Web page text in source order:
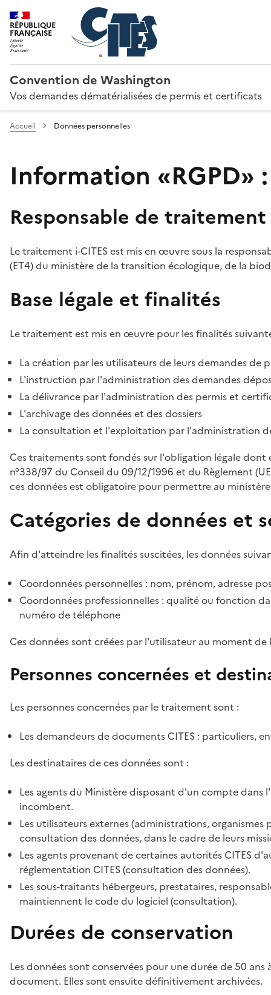
RÉPUBLIQUE
FRANÇAISE
Convention de Washington
Vos demandes dématérialisées de permis et certificats
Accueil Données personnelles
Information «RGPD»
Responsable de traitement
Le traitement i-CITES est mis en œuvre sous la
(ET4) du ministère de la transition écologique, de la
Base légale et finalités
Le traitement est mis en œuvre pour les finalités
La création par les utilisateurs de leurs demandes
L'instruction par l'administration des demandes
La délivrance par l'administration des permis et
L'archivage des données et des dossiers
La consultation et l'exploitation par l'administration
Ces traitements sont fondés sur l'obligation légale
n°338/97 du Conseil du 09/12/1996 et du Règlement
ces données est obligatoire pour permettre au
Catégories de données et
Afin d'atteindre les finalités suscitées, les données
Coordonnées personnelles : nom, prénom, adresse
Coordonnées professionnelles : qualité ou fonction
numéro de téléphone
Ces données sont créées par l'utilisateur au moment
Personnes concernées et
Les personnes concernées par le traitement sont :
Les demandeurs de documents CITES : particuliers,
Les destinataires de ces données sont :
Les agents du Ministère disposant d'un compte
incombent.
Les utilisateurs externes (administrations,
consultation des données, dans le cadre de leurs
Les agents provenant de certaines autorités CITES
réglementation CITES (consultation des données).
Les sous-traitants hébergeurs, prestataires,
maintiennent le code du logiciel (consultation).
Durées de conservation
Les données sont conservées pour une durée de 50
document. Elles sont ensuite définitivement archivées.